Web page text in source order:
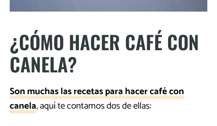
¿CÓMO HACER CAFÉ CON
CANELA?
Son muchas las recetas para hacer café con
canela, aquí te contamos dos de ellas: